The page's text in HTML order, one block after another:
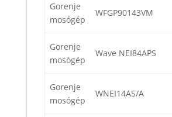
Gorenje
mosógép
WFGP90143VM
Gorenje
mosógép
Wave NEI84APS
Gorenje
mosógép
WNEI14AS/A